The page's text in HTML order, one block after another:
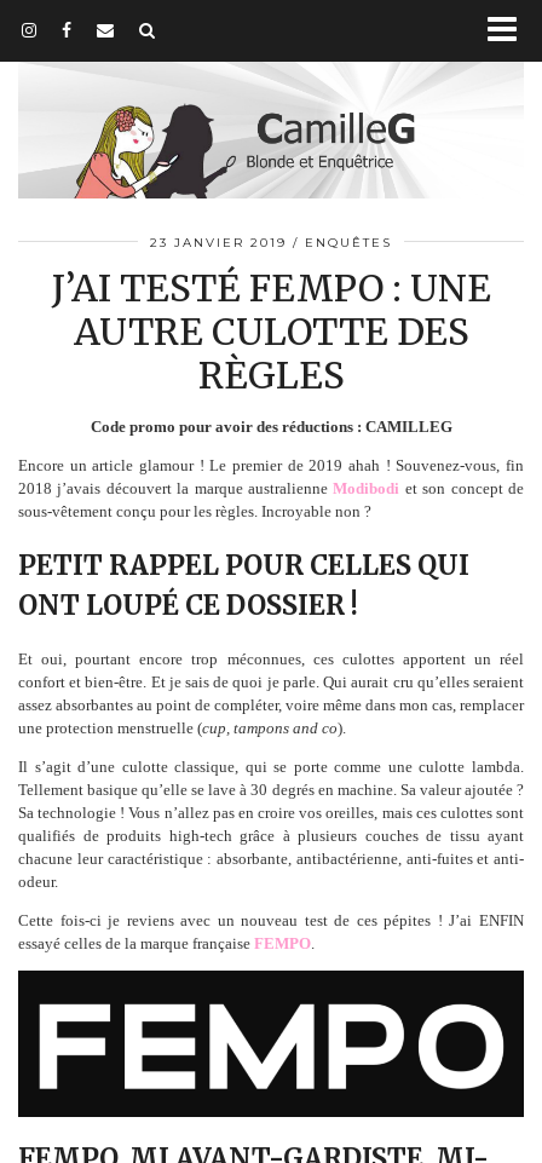
23 JANVIER 2019 ENQUÊTES
J’AI TESTÉ FEMPO : UNE
AUTRE CULOTTE DES
RÈGLES
Code promo pour avoir des réductions : CAMILLEG
Encore un article glamour ! Le premier de 2019 ahah ! Souvenez-vous, fin
2018 j’avais découvert la marque australienneModibodi et son concept de
sous-vêtement conçu pour les règles. Incroyable non ?
PETIT RAPPEL POUR CELLES QUI
ONT LOUPÉ CE DOSSIER !
Et oui, pourtant encore trop méconnues, ces culottes apportent un réel
confort et bien-être. Et je sais de quoi je parle. Qui aurait cru qu’elles seraient
assez absorbantes au point de compléter, voire même dans mon cas, remplacer
une protection menstruelle (cup, tampons and co).
Il s’agit d’une culotte classique, qui se porte comme une culotte lambda.
Tellement basique qu’elle se lave à 30 degrés en machine. Sa valeur ajoutée ?
Sa technologie ! Vous n’allez pas en croire vos oreilles, mais ces culottes sont
qualifiés de produits high-tech grâce à plusieurs couches de tissu ayant
chacune leur caractéristique : absorbante, antibactérienne, anti-fuites et anti-
odeur.
Cette fois-ci je reviens avec un nouveau test de ces pépites ! J’ai ENFIN
essayé celles de la marque française FEMPO